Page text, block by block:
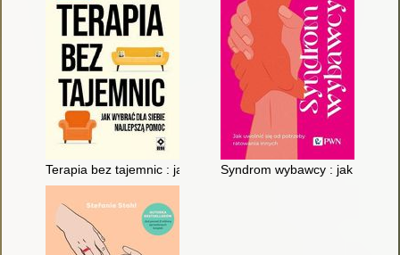
Terapia bez tajemnic : jak wybrać dla siebie najlepszą pomoc
Syndrom wybawcy : jak